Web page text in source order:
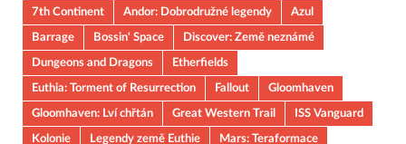
7th Continent Andor: Dobrodružné legendy
Azul
Barrage
Bossin' Space
Discover: Země neznámé
Dungeons and Dragons
Etherfields
Euthia: Torment of Resurrection
Fallout
Gloomhaven
Gloomhaven: Lví chřtán
Great Western Trail
ISS Vanguard
Kolonie
Legendy země Euthie Mars: Teraformace